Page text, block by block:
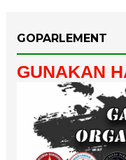
GOPARLEMENT
GUNAKAN